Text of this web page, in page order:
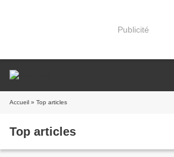
Publicité
Accueil » Top articles
Top articles